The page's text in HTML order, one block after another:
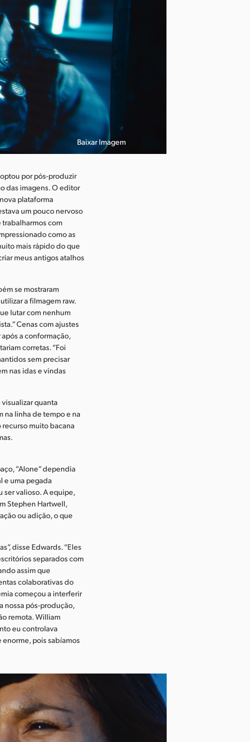
Baixar Imagem
por pós-produzir
das imagens. O editor
plataforma
um pouco nervoso
com
como as
mais rápido do que
meus antigos atalhos
se mostraram
a filmagem raw.
lutar com nenhum
Cenas com ajustes
a conformação,
corretas. “Foi
sem precisar
nas idas e vindas
quanta
na linha de tempo e na
recurso muito bacana
“Alone” dependia
e uma pegada
ser valioso. A equipe,
Stephen Hartwell,
ou adição, o que
disse Edwards. “Eles
separados com
assim que
colaborativas do
começou a interferir
nossa pós-produção,
remota. William
eu controlava
pois sabíamos